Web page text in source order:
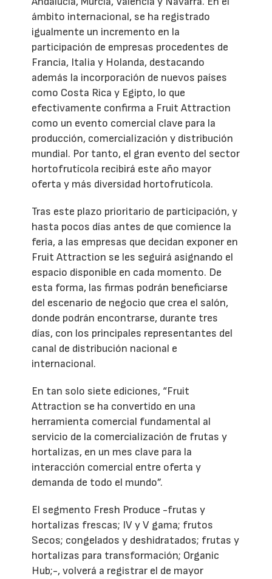
ámbito internacional, se ha registrado
igualmente un incremento en la
participación de empresas procedentes de
Francia, Italia y Holanda, destacando
además la incorporación de nuevos países
como Costa Rica y Egipto, lo que
efectivamente confirma a Fruit Attraction
como un evento comercial clave para la
producción, comercialización y distribución
mundial. Por tanto, el gran evento del sector
hortofrutícola recibirá este año mayor
oferta y más diversidad hortofrutícola.
Tras este plazo prioritario de participación, y
hasta pocos días antes de que comience la
feria, a las empresas que decidan exponer en
Fruit Attraction se les seguirá asignando el
espacio disponible en cada momento. De
esta forma, las firmas podrán beneficiarse
del escenario de negocio que crea el salón,
donde podrán encontrarse, durante tres
días, con los principales representantes del
canal de distribución nacional e
internacional.
En tan solo siete ediciones, “Fruit
Attraction se ha convertido en una
herramienta comercial fundamental al
servicio de la comercialización de frutas y
hortalizas, en un mes clave para la
interacción comercial entre oferta y
demanda de todo el mundo”.
El segmento Fresh Produce -frutas y
hortalizas frescas; IV y V gama; frutos
Secos; congelados y deshidratados; frutas y
hortalizas para transformación; Organic
Hub;-, volverá a registrar el de mayor